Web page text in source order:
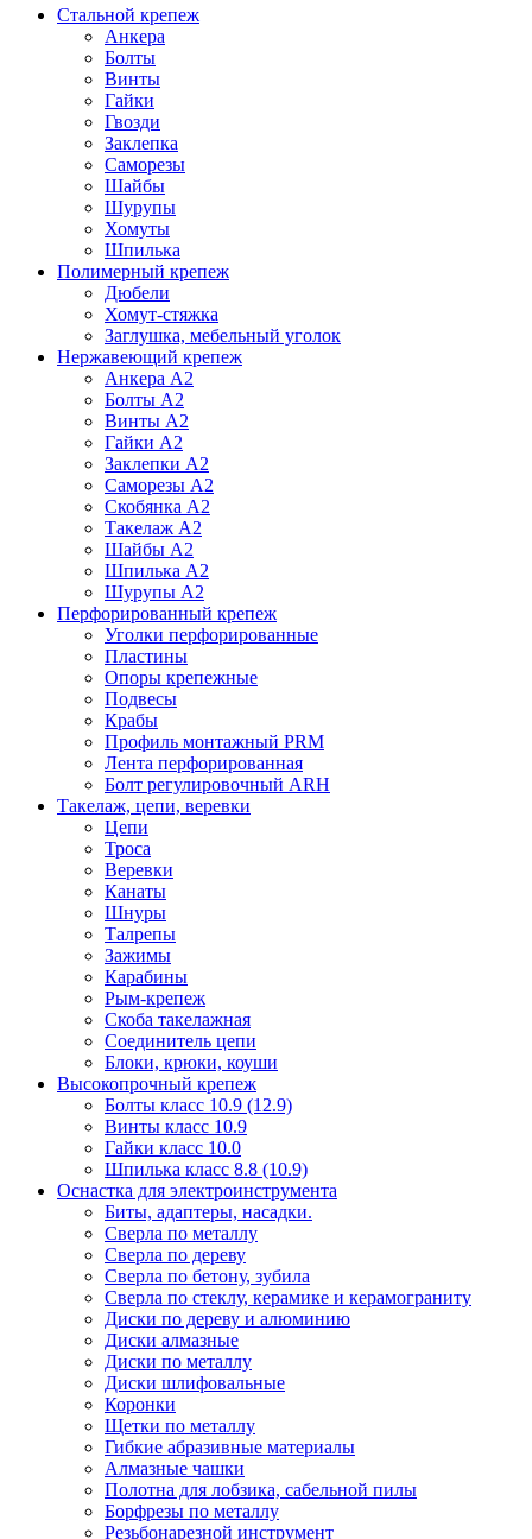
Стальной крепеж
Анкера
Болты
Винты
Гайки
Гвозди
Заклепка
Саморезы
Шайбы
Шурупы
Хомуты
Шпилька
Полимерный крепеж
Дюбели
Хомут-стяжка
Заглушка, мебельный уголок
Нержавеющий крепеж
Анкера А2
Болты А2
Винты А2
Гайки А2
Заклепки А2
Саморезы А2
Скобянка А2
Такелаж А2
Шайбы А2
Шпилька А2
Шурупы А2
Перфорированный крепеж
Уголки перфорированные
Пластины
Опоры крепежные
Подвесы
Крабы
Профиль монтажный PRM
Лента перфорированная
Болт регулировочный ARH
Такелаж, цепи, веревки
Цепи
Троса
Веревки
Канаты
Шнуры
Талрепы
Зажимы
Карабины
Рым-крепеж
Скоба такелажная
Соединитель цепи
Блоки, крюки, коуши
Высокопрочный крепеж
Болты класс 10.9 (12.9)
Винты класс 10.9
Гайки класс 10.0
Шпилька класс 8.8 (10.9)
Оснастка для электроинструмента
Биты, адаптеры, насадки.
Сверла по металлу
Сверла по дереву
Сверла по бетону, зубила
Сверла по стеклу, керамике и керамограниту
Диски по дереву и алюминию
Диски алмазные
Диски по металлу
Диски шлифовальные
Коронки
Щетки по металлу
Гибкие абразивные материалы
Алмазные чашки
Полотна для лобзика, сабельной пилы
Борфрезы по металлу
Резьбонарезной инструмент